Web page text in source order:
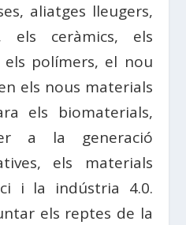
aliatges lleugers,
els ceràmics, els
polímers, el nou
els nous materials
els biomaterials,
a la generació
els materials
i la indústria 4.0.
els reptes de la